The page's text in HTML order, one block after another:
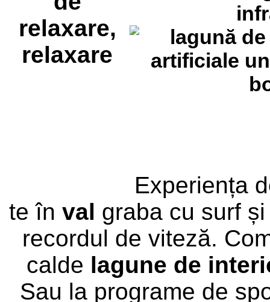
Experiența
te în val graba cu surf
recordul de viteză.
calde lagune de
Sau la programe de